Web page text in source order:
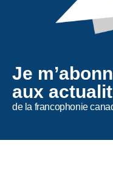
Je
aux
de la francophonie